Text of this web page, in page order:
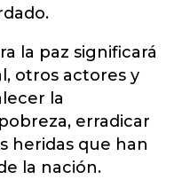
la paz significará
otros actores y
la
erradicar
heridas que han
la nación.